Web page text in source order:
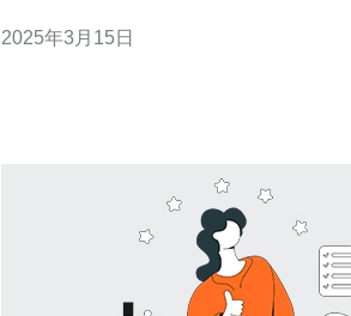
服务器的优势。 香港位于亚洲的重要地理位置，是连接东
2025年3月15日